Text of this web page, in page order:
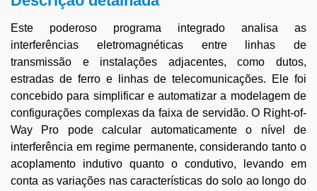
Este poderoso programa integrado analisa as
interferências eletromagnéticas entre linhas de
transmissão e instalações adjacentes, como dutos,
estradas de ferro e linhas de telecomunicações. Ele foi
concebido para simplificar e automatizar a modelagem de
configurações complexas da faixa de servidão. O Right-of-
Way Pro pode calcular automaticamente o nível de
interferência em regime permanente, considerando tanto o
acoplamento indutivo quanto o condutivo, levando em
conta as variações nas características do solo ao longo do